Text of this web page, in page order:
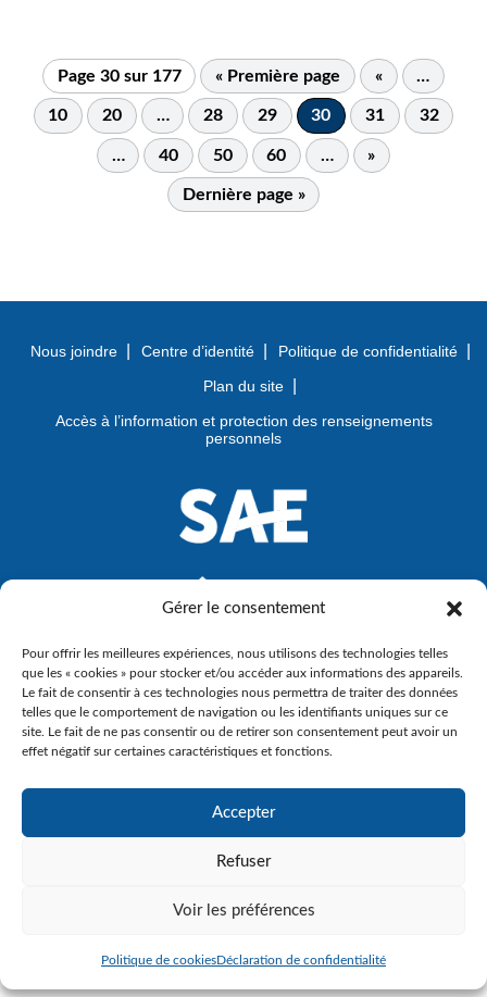
Gérer le consentement
Pour offrir les meilleures expériences, nous utilisons des technologies telles
que les « cookies » pour stocker et/ou accéder aux informations des appareils.
Le fait de consentir à ces technologies nous permettra de traiter des données
telles que le comportement de navigation ou les identifiants uniques sur ce
site. Le fait de ne pas consentir ou de retirer son consentement peut avoir un
effet négatif sur certaines caractéristiques et fonctions.
Accepter
Refuser
Voir les préférences
Politique de cookiesDéclaration de confidentialité
Page 30 sur 177 « Première page « …
10 20 … 28 29 30 31 32
… 40 50 60 … »
Dernière page »
Nous joindre Centre d’identité
Politique de confidentialité
Plan du site
Accès à l’information et protection des renseignements
personnels